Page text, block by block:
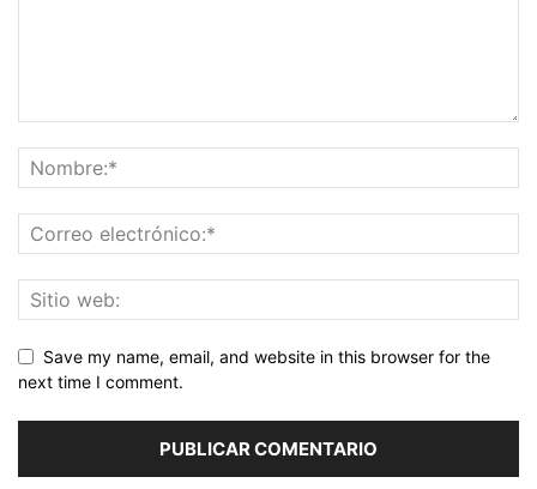
Save my name, email, and website in this browser for the
next time I comment.